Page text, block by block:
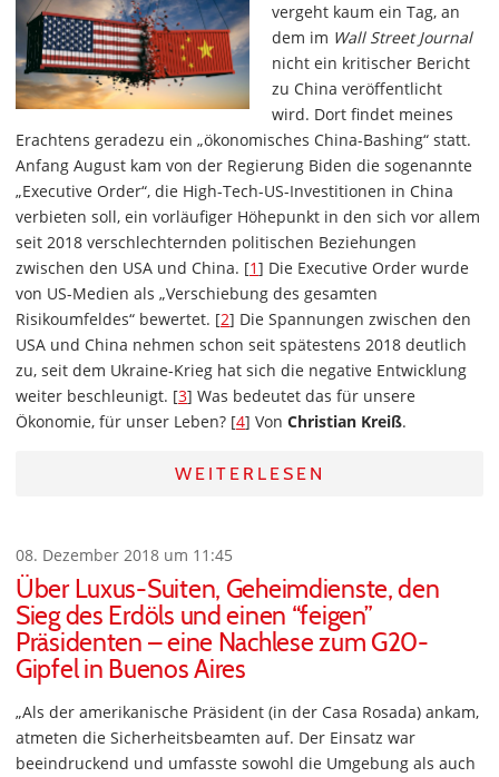
vergeht kaum ein Tag, an
dem im Wall Street Journal
nicht ein kritischer Bericht
zu China veröffentlicht
wird. Dort findet meines
Erachtens geradezu ein „ökonomisches China-Bashing“ statt.
Anfang August kam von der Regierung Biden die sogenannte
„Executive Order“, die High-Tech-US-Investitionen in China
verbieten soll, ein vorläufiger Höhepunkt in den sich vor allem
seit 2018 verschlechternden politischen Beziehungen
zwischen den USA und China. [1] Die Executive Order wurde
von US-Medien als „Verschiebung des gesamten
Risikoumfeldes“ bewertet. [2] Die Spannungen zwischen den
USA und China nehmen schon seit spätestens 2018 deutlich
zu, seit dem Ukraine-Krieg hat sich die negative Entwicklung
weiter beschleunigt. [3] Was bedeutet das für unsere
Ökonomie, für unser Leben? [4] Von Christian Kreiß.
WEITERLESEN
08. Dezember 2018 um 11:45
Über Luxus-Suiten, Geheimdienste, den
Sieg des Erdöls und einen “feigen”
Präsidenten – eine Nachlese zum G20-
Gipfel in Buenos Aires
„Als der amerikanische Präsident (in der Casa Rosada) ankam,
atmeten die Sicherheitsbeamten auf. Der Einsatz war
beeindruckend und umfasste sowohl die Umgebung als auch